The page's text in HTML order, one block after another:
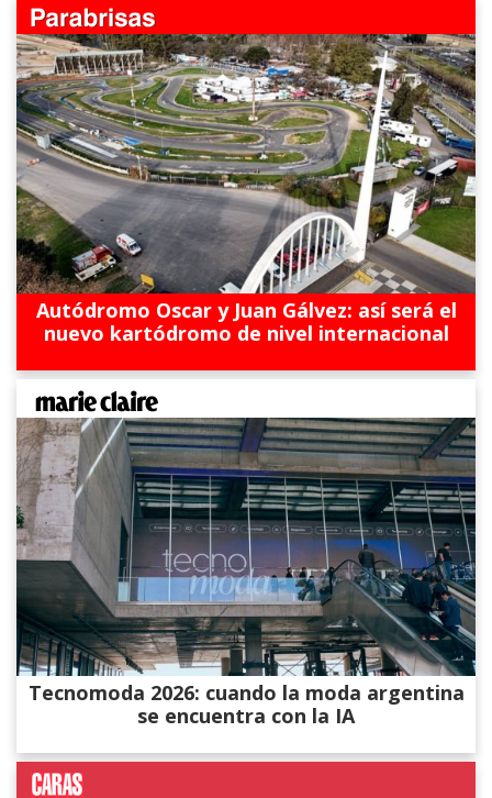
Autódromo Oscar y Juan Gálvez: así será el
nuevo kartódromo de nivel internacional
Tecnomoda 2026: cuando la moda argentina
se encuentra con la IA